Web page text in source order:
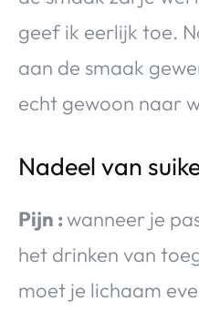
geef ik eerlijk toe.
aan de smaak
echt gewoon naar
Nadeel van
Pijn :wanneer je
het drinken van
moet je lichaam